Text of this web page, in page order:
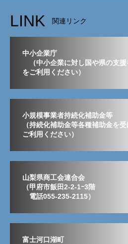
LINK 関連リンク
中小企業庁
（中小企業に対し国や県の支援
をご利用ください）
小規模事業者持続化補助金等
（持続化補助金等各種補助金を
ご利用ください）
山梨県商工会連合会
（甲府市飯田2-2-1ｰ3階
電話055-235-2115）
富士河口湖町